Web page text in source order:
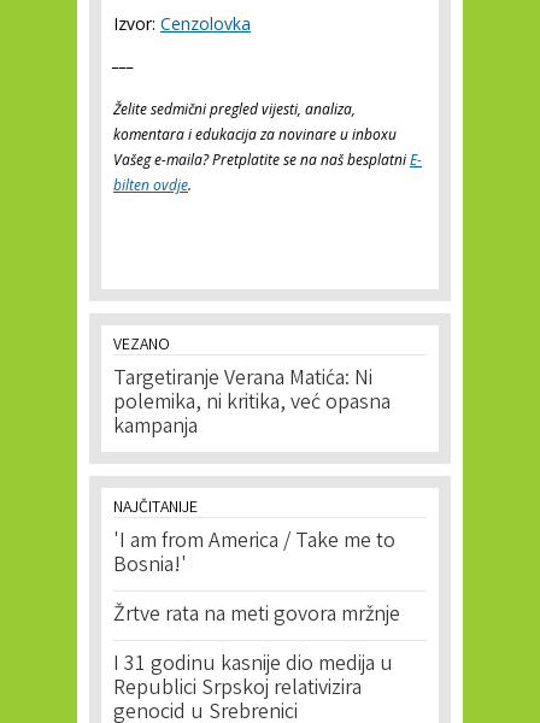
Izvor: Cenzolovka
Želite sedmični pregled vijesti, analiza,
komentara i edukacija za novinare u inboxu
Vašeg e-maila? Pretplatite se na naš besplatniE-
bilten ovdje.
VEZANO
Targetiranje Verana Matića: Ni
polemika, ni kritika, već opasna
kampanja
NAJČITANIJE
'I am from America / Take me to
Bosnia!'
Žrtve rata na meti govora mržnje
I 31 godinu kasnije dio medija u
Republici Srpskoj relativizira
genocid u Srebrenici